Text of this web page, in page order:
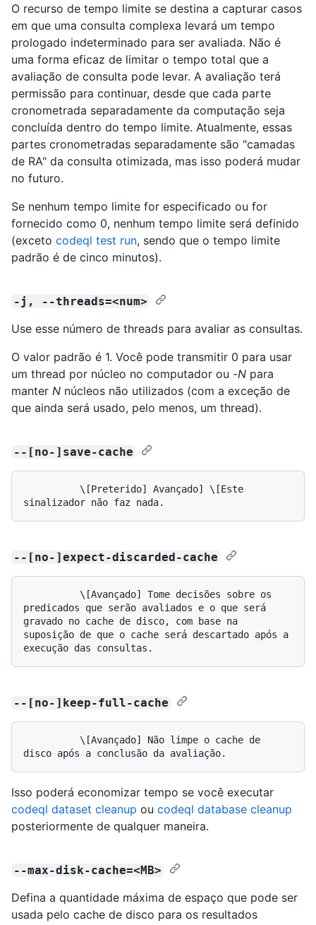
O recurso de tempo limite se destina a capturar casos
em que uma consulta complexa levará um tempo
prologado indeterminado para ser avaliada. Não é
uma forma eficaz de limitar o tempo total que a
avaliação de consulta pode levar. A avaliação terá
permissão para continuar, desde que cada parte
cronometrada separadamente da computação seja
concluída dentro do tempo limite. Atualmente, essas
partes cronometradas separadamente são "camadas
de RA" da consulta otimizada, mas isso poderá mudar
no futuro.
Se nenhum tempo limite for especificado ou for
fornecido como 0, nenhum tempo limite será definido
(exceto codeql test run, sendo que o tempo limite
padrão é de cinco minutos).
-j, --threads=<num>
Use esse número de threads para avaliar as consultas.
O valor padrão é 1. Você pode transmitir 0 para usar
um thread por núcleo no computador ou -N para
manter N núcleos não utilizados (com a exceção de
que ainda será usado, pelo menos, um thread).
--[no-]save-cache
--[no-]expect-discarded-cache
predicados que serão avaliados e o que será
gravado no cache de disco, com base na
suposição de que o cache será descartado após a
--[no-]keep-full-cache
Isso poderá economizar tempo se você executar
codeql dataset cleanup ou codeql database cleanup
posteriormente de qualquer maneira.
--max-disk-cache=<MB>
Defina a quantidade máxima de espaço que pode ser
usada pelo cache de disco para os resultados